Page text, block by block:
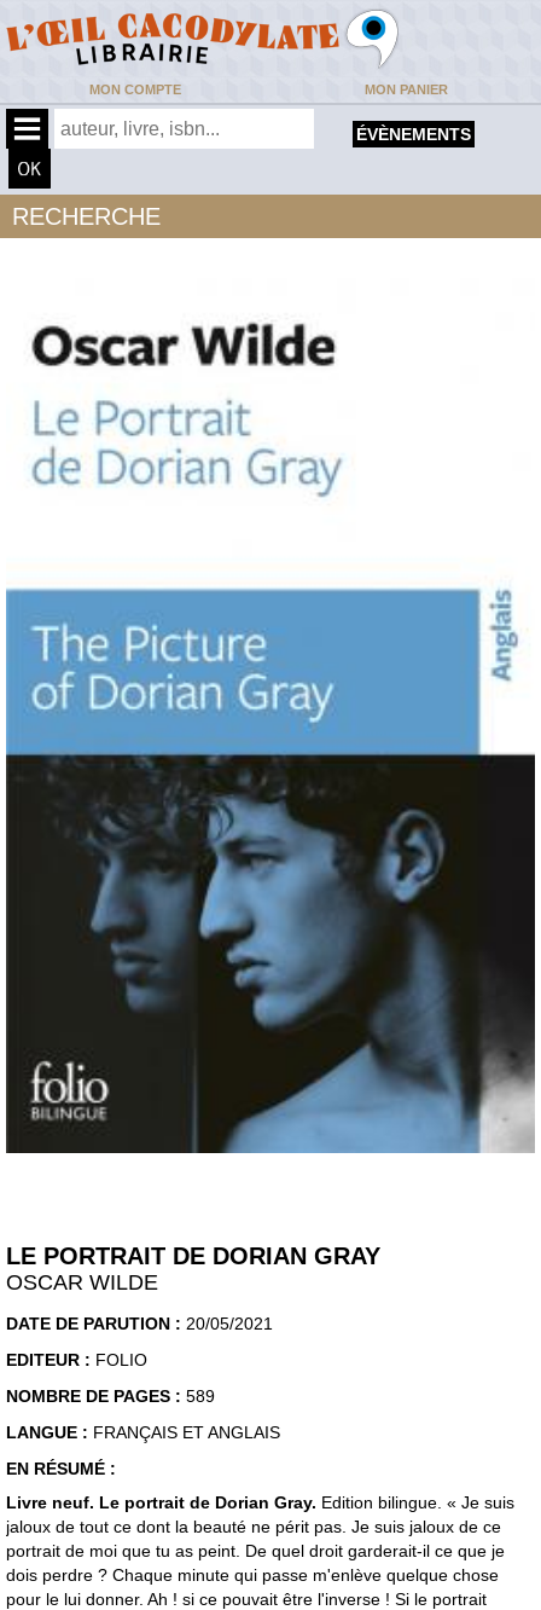
MON COMPTE MON PANIER
ÉVÈNEMENTS
RECHERCHE
LE PORTRAIT DE DORIAN GRAY
OSCAR WILDE
DATE DE PARUTION : 20/05/2021
EDITEUR : FOLIO
NOMBRE DE PAGES : 589
LANGUE : FRANÇAIS ET ANGLAIS
EN RÉSUMÉ :
Livre neuf. Le portrait de Dorian Gray. Edition bilingue. « Je suis
jaloux de tout ce dont la beauté ne périt pas. Je suis jaloux de ce
portrait de moi que tu as peint. De quel droit garderait-il ce que je
dois perdre ? Chaque minute qui passe m'enlève quelque chose
pour le lui donner. Ah ! si ce pouvait être l'inverse ! Si le portrait